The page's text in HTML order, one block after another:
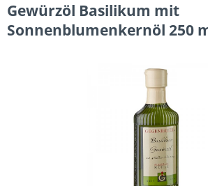
Gewürzöl Basilikum mit
Sonnenblumenkernöl 250